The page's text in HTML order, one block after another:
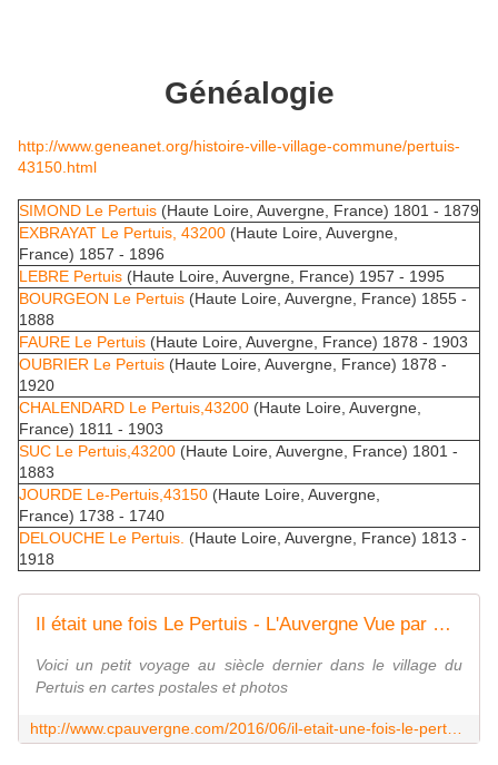
Généalogie
http://www.geneanet.org/histoire-ville-village-commune/pertuis-
43150.html
SIMOND Le Pertuis (Haute Loire, Auvergne, France) 1801 - 1879
EXBRAYAT Le Pertuis, 43200 (Haute Loire, Auvergne,
France) 1857 - 1896
LEBRE Pertuis (Haute Loire, Auvergne, France) 1957 - 1995
BOURGEON Le Pertuis (Haute Loire, Auvergne, France) 1855 -
1888
FAURE Le Pertuis (Haute Loire, Auvergne, France) 1878 - 1903
OUBRIER Le Pertuis (Haute Loire, Auvergne, France) 1878 -
1920
CHALENDARD Le Pertuis,43200 (Haute Loire, Auvergne,
France) 1811 - 1903
SUC Le Pertuis,43200 (Haute Loire, Auvergne, France) 1801 -
1883
JOURDE Le-Pertuis,43150 (Haute Loire, Auvergne,
France) 1738 - 1740
DELOUCHE Le Pertuis. (Haute Loire, Auvergne, France) 1813 -
1918
Il était une fois Le Pertuis - L'Auvergne Vue par Papou Poustache
Voici un petit voyage au siècle dernier dans le village du
Pertuis en cartes postales et photos